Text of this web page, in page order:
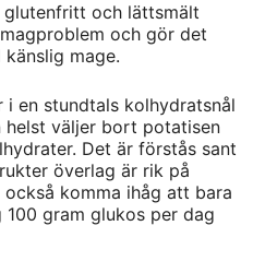
och lättsmält
och gör det
mage.
i en stundtals kolhydratsnål
helst väljer bort potatisen
Det är förstås sant
överlag är rik på
komma ihåg att bara
gram glukos per dag